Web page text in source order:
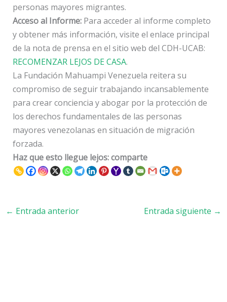
personas mayores migrantes.
Acceso al Informe:Para acceder al informe completo
y obtener más información, visite el enlace principal
de la nota de prensa en el sitio web del CDH-UCAB:
RECOMENZAR LEJOS DE CASA.
La Fundación Mahuampi Venezuela reitera su
compromiso de seguir trabajando incansablemente
para crear conciencia y abogar por la protección de
los derechos fundamentales de las personas
mayores venezolanas en situación de migración
forzada.
Haz que esto llegue lejos: comparte
← Entrada anterior Entrada siguiente →